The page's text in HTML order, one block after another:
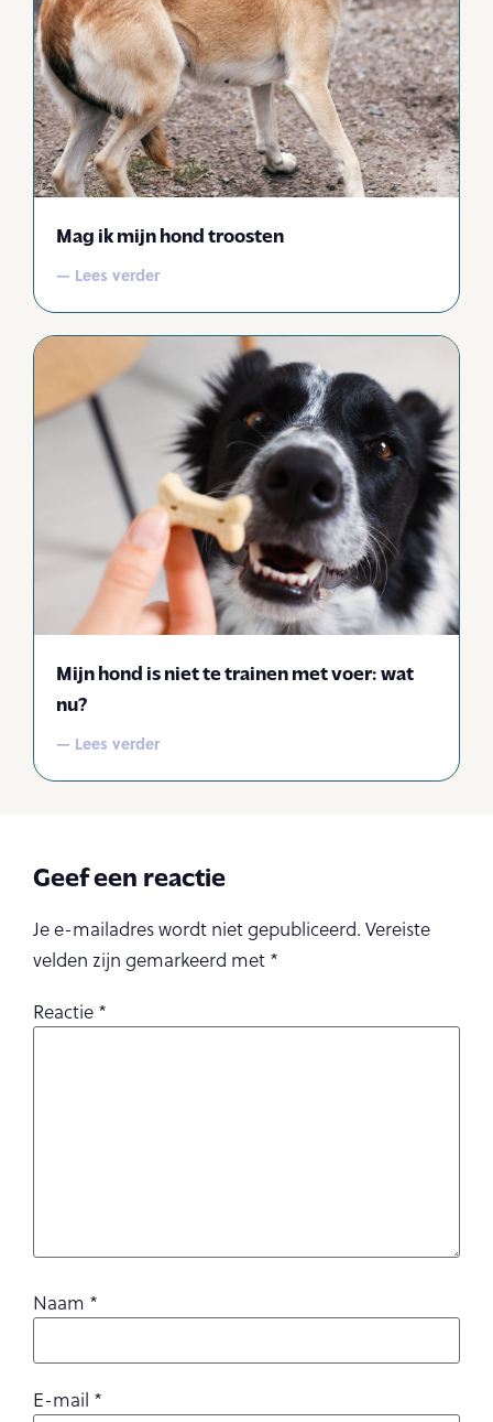
Mag ik mijn hond troosten
— Lees verder
Mijn hond is niet te trainen met voer: wat
nu?
— Lees verder
Geef een reactie
Je e-mailadres wordt niet gepubliceerd. Vereiste
velden zijn gemarkeerd met *
Reactie *
Naam *
E-mail *